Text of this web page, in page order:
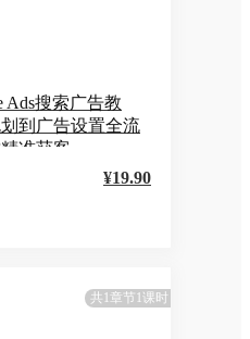
Ads搜索广告教
到广告设置全流
准获客
¥19.90
共1章节1课时